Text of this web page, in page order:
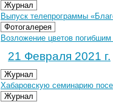
Журнал
Выпуск телепрограммы
Фотогалерея
Возложение цветов
21 Февраля 2021 г.
Журнал
Хабаровскую семинарию
Журнал